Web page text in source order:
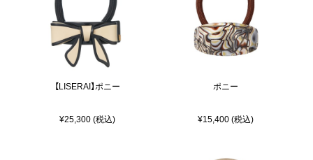
【LISERAI】ポニー
¥25,300 (税込)
ポニー
¥15,400 (税込)